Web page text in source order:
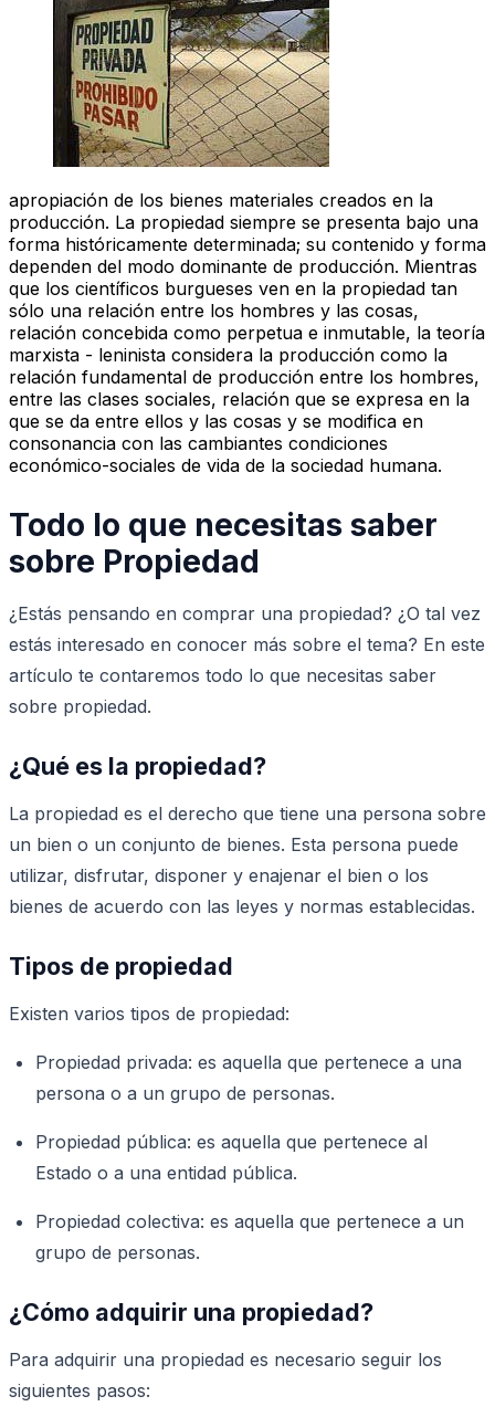
apropiación de los bienes materiales creados en la
producción. La propiedad siempre se presenta bajo una
forma históricamente determinada; su contenido y forma
dependen del modo dominante de producción. Mientras
que los científicos burgueses ven en la propiedad tan
sólo una relación entre los hombres y las cosas,
relación concebida como perpetua e inmutable, la teoría
marxista - leninista considera la producción como la
relación fundamental de producción entre los hombres,
entre las clases sociales, relación que se expresa en la
que se da entre ellos y las cosas y se modifica en
consonancia con las cambiantes condiciones
económico-sociales de vida de la sociedad humana.
Todo lo que necesitas saber
sobre Propiedad
¿Estás pensando en comprar una propiedad? ¿O tal vez
estás interesado en conocer más sobre el tema? En este
artículo te contaremos todo lo que necesitas saber
sobre propiedad.
¿Qué es la propiedad?
La propiedad es el derecho que tiene una persona sobre
un bien o un conjunto de bienes. Esta persona puede
utilizar, disfrutar, disponer y enajenar el bien o los
bienes de acuerdo con las leyes y normas establecidas.
Tipos de propiedad
Existen varios tipos de propiedad:
Propiedad privada: es aquella que pertenece a una
persona o a un grupo de personas.
Propiedad pública: es aquella que pertenece al
Estado o a una entidad pública.
Propiedad colectiva: es aquella que pertenece a un
grupo de personas.
¿Cómo adquirir una propiedad?
Para adquirir una propiedad es necesario seguir los
siguientes pasos: